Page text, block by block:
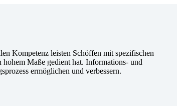
Kompetenz leisten Schöffen mit spezifischen
Maße gedient hat. Informations- und
ermöglichen und verbessern.